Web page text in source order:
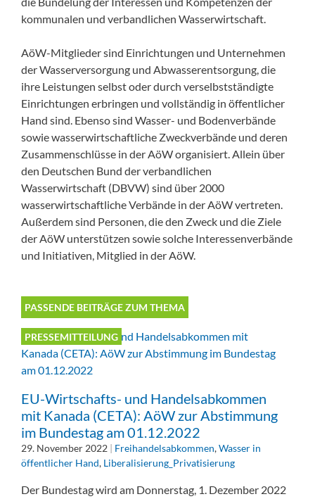
kommunalen und verbandlichen Wasserwirtschaft.
AöW-Mitglieder sind Einrichtungen und Unternehmen
der Wasserversorgung und Abwasserentsorgung, die
ihre Leistungen selbst oder durch verselbstständigte
Einrichtungen erbringen und vollständig in öffentlicher
Hand sind. Ebenso sind Wasser- und Bodenverbände
sowie wasserwirtschaftliche Zweckverbände und deren
Zusammenschlüsse in der AöW organisiert. Allein über
den Deutschen Bund der verbandlichen
Wasserwirtschaft (DBVW) sind über 2000
wasserwirtschaftliche Verbände in der AöW vertreten.
Außerdem sind Personen, die den Zweck und die Ziele
der AöW unterstützen sowie solche Interessenverbände
und Initiativen, Mitglied in der AöW.
PASSENDE BEITRÄGE ZUM THEMA
PRESSEMITTEILUNG
EU-Wirtschafts- und Handelsabkommen
mit Kanada (CETA): AöW zur Abstimmung
im Bundestag am 01.12.2022
29. November 2022 | Freihandelsabkommen,Wasser in
öffentlicher Hand, Liberalisierung_Privatisierung
Der Bundestag wird am Donnerstag, 1. Dezember 2022